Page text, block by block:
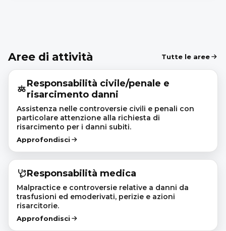
Aree di attività Tutte le aree
Responsabilità civile/penale e
risarcimento danni
Assistenza nelle controversie civili e penali con
particolare attenzione alla richiesta di
risarcimento per i danni subiti.
Approfondisci
Responsabilità medica
Malpractice e controversie relative a danni da
trasfusioni ed emoderivati, perizie e azioni
risarcitorie.
Approfondisci